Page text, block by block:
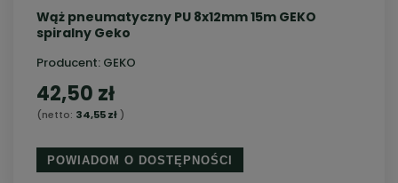
Wąż pneumatyczny PU 8x12mm 15m GEKO
spiralny Geko
Producent: GEKO
42,50 zł
(netto: 34,55 zł)
POWIADOM O DOSTĘPNOŚCI